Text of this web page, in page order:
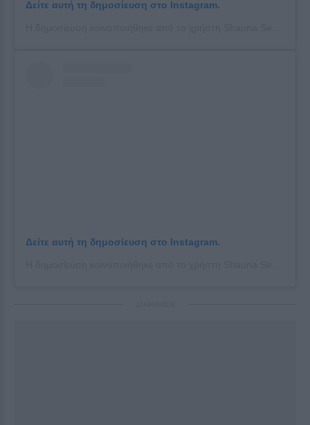
Δείτε αυτή τη δημοσίευση στο Instagram.
Δείτε αυτή τη δημοσίευση στο Instagram.